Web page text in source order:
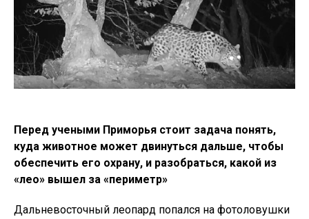
Перед учеными Приморья стоит задача понять,
куда животное может двинуться дальше, чтобы
обеспечить его охрану, и разобраться, какой из
«лео» вышел за «периметр»
Дальневосточный леопард попался на фотоловушки